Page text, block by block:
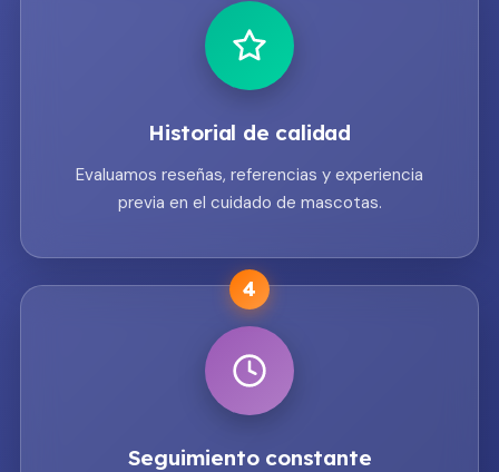
Historial de calidad
Evaluamos reseñas, referencias y experiencia
previa en el cuidado de mascotas.
4
Seguimiento constante